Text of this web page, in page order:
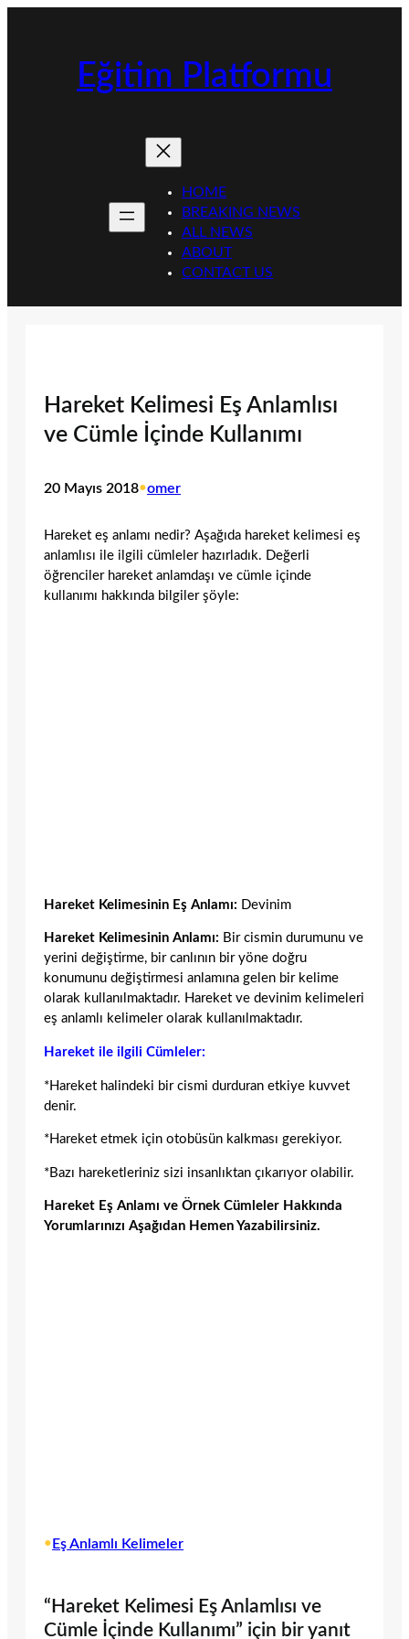
Eğitim Platformu
HOME
BREAKING NEWS
ALL NEWS
ABOUT
CONTACT US
Hareket Kelimesi Eş Anlamlısı
ve Cümle İçinde Kullanımı
20 Mayıs 2018•omer
Hareket eş anlamı nedir? Aşağıda hareket kelimesi eş
anlamlısı ile ilgili cümleler hazırladık. Değerli
öğrenciler hareket anlamdaşı ve cümle içinde
kullanımı hakkında bilgiler şöyle:
Hareket Kelimesinin Eş Anlamı: Devinim
Hareket Kelimesinin Anlamı: Bir cismin durumunu ve
yerini değiştirme, bir canlının bir yöne doğru
konumunu değiştirmesi anlamına gelen bir kelime
olarak kullanılmaktadır. Hareket ve devinim kelimeleri
eş anlamlı kelimeler olarak kullanılmaktadır.
Hareket ile ilgili Cümleler:
*Hareket halindeki bir cismi durduran etkiye kuvvet
denir.
*Hareket etmek için otobüsün kalkması gerekiyor.
*Bazı hareketleriniz sizi insanlıktan çıkarıyor olabilir.
Hareket Eş Anlamı ve Örnek Cümleler Hakkında
Yorumlarınızı Aşağıdan Hemen Yazabilirsiniz.
• Eş Anlamlı Kelimeler
“Hareket Kelimesi Eş Anlamlısı ve
Cümle İçinde Kullanımı” için bir yanıt